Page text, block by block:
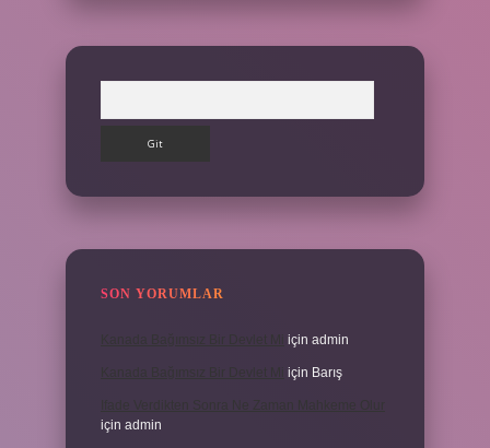
SON YORUMLAR
için admin
için Barış
için admin